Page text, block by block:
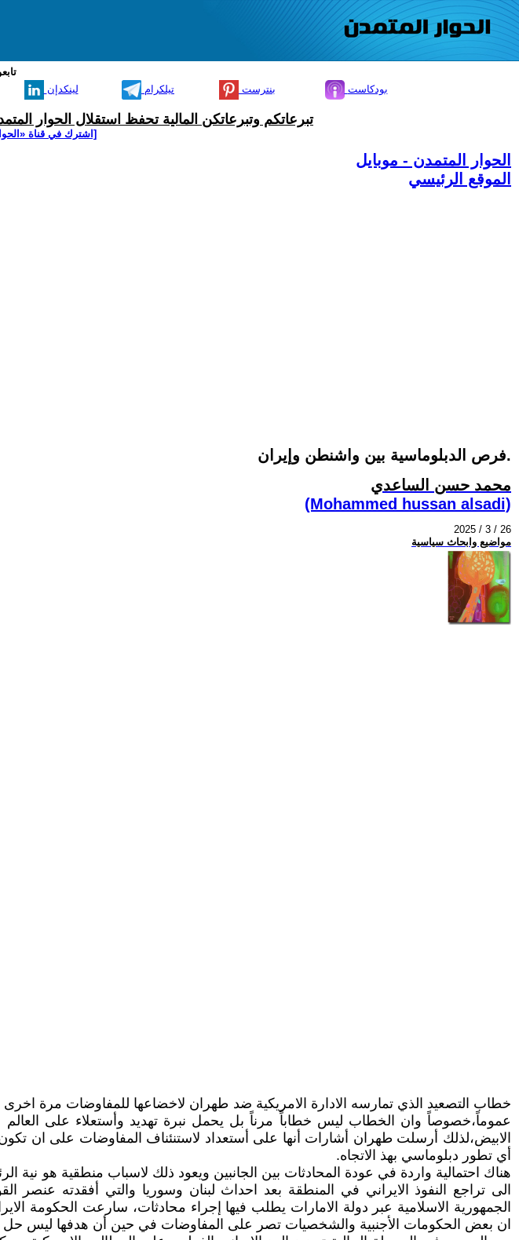
لينكدإن تيلكرام بنترست بودكاست
تبرعاتكم وتبرعاتكن المالية تحفظ استقلال الحوار
[اشترك في قناة
الحوار المتمدن - موبايل
الموقع الرئيسي
فرص الدبلوماسية بين واشنطن وإيران.
محمد حسن الساعدي
(Mohammed hussan alsadi)
2025 / 3 / 26
مواضيع وابحاث سياسية
خطاب التصعيد الذي تمارسه الادارة الامريكية ضد طهران لاخضاعها للمفاوضات مرة اخرى
عموماً،خصوصاً وان الخطاب ليس خطاباً مرناً بل يحمل نبرة تهديد وأستعلاء على العالم
الابيض،لذلك أرسلت طهران أشارات أنها على أستعداد لاستنئناف المفاوضات على ان
أي تطور دبلوماسي بهذ الاتجاه.
هناك احتمالية واردة في عودة المحادثات بين الجانبين ويعود ذلك لاسباب منطقية هو
الى تراجع النفوذ الايراني في المنطقة بعد احداث لبنان وسوريا والتي أفقدته عنصر
الجمهورية الاسلامية عبر دولة الامارات يطلب فيها إجراء محادثات، سارعت الحكومة
ان بعض الحكومات الأجنبية والشخصيات تصر على المفاوضات في حين أن هدفها ليس